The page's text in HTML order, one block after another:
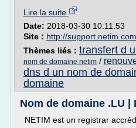
Lire la suite
Date: 2018-03-30 10:11:53
Site : http://support.netim.com
Thèmes liés : transfert d
nom de domaine netim /
dns d un nom de
domaine
Nom de domaine .LU |
NETIM est un registrar